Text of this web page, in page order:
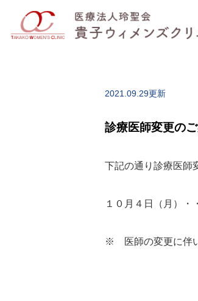
2021.09.29更新
診療医師変更の
下記の通り診療医師
１０月４日（月）・
※ 医師の変更に伴い